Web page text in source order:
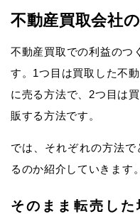
不動産買取会社
不動産買取での利益のつ
す。1つ目は買取した不
に売る方法で、2つ目は
販する方法です。
では、それぞれの方法
るのか紹介していきます。
そのまま転売し